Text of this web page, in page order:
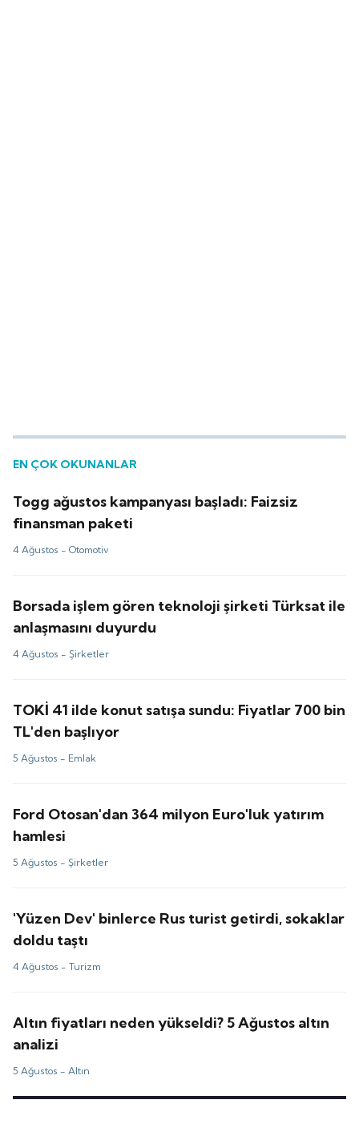
EN ÇOK OKUNANLAR
Togg ağustos kampanyası başladı: Faizsiz
finansman paketi
4 Ağustos -Otomotiv
Borsada işlem gören teknoloji şirketi Türksat ile
anlaşmasını duyurdu
4 Ağustos -Şirketler
TOKİ 41 ilde konut satışa sundu: Fiyatlar 700 bin
TL'den başlıyor
5 Ağustos - Emlak
Ford Otosan'dan 364 milyon Euro'luk yatırım
hamlesi
5 Ağustos -Şirketler
'Yüzen Dev' binlerce Rus turist getirdi, sokaklar
doldu taştı
4 Ağustos -Turizm
Altın fiyatları neden yükseldi? 5 Ağustos altın
analizi
5 Ağustos -Altın